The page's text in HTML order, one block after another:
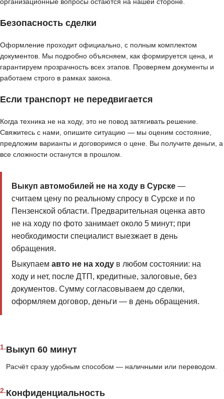
Безопасность сделки
Оформление проходит официально, с полным комплектом
документов. Мы подробно объясняем, как формируется цена, и
гарантируем прозрачность всех этапов. Проверяем документы и
работаем строго в рамках закона.
Если транспорт не передвигается
Когда техника не на ходу, это не повод затягивать решение.
Свяжитесь с нами, опишите ситуацию — мы оценим состояние,
предложим варианты и договоримся о цене. Вы получите деньги, а
все сложности останутся в прошлом.
Выкуп автомобилей не на ходу в Сурске—
считаем цену по реальному спросу в Сурске и по
Пензенской области. Предварительная оценка авто
не на ходу по фото занимает около 5 минут; при
необходимости специалист выезжает в день
обращения.
Выкупаем авто не на ходув любом состоянии: на
ходу и нет, после ДТП, кредитные, залоговые, без
документов. Сумму согласовываем до сделки,
оформляем договор, деньги — в день обращения.
1.Выкуп 60 минут
Расчёт сразу удобным способом — наличными или переводом.
2.Конфиденциальность